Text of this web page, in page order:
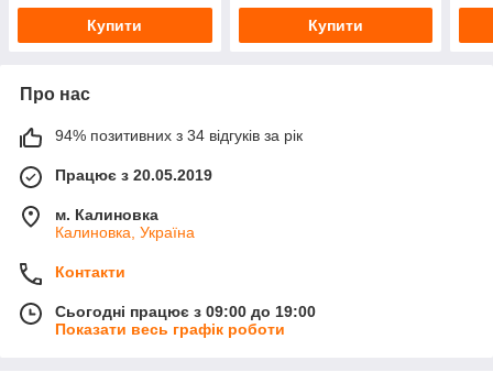
Купити Купити
Про нас
94% позитивних з 34 відгуків за рік
Працює з 20.05.2019
м. Калиновка
Калиновка, Україна
Контакти
Сьогодні працює з 09:00 до 19:00
Показати весь графік роботи